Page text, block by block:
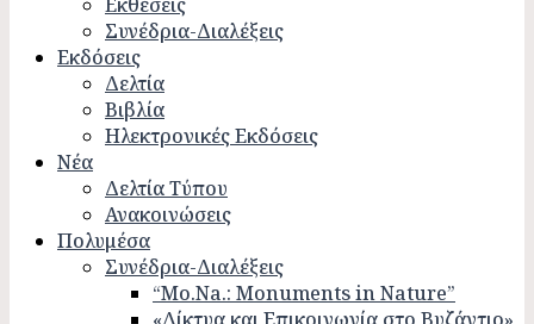
Συνέδρια-Διαλέξεις
Εκδόσεις
Δελτία
Βιβλία
Ηλεκτρονικές Εκδόσεις
Νέα
Δελτία Τύπου
Ανακοινώσεις
Πολυμέσα
Συνέδρια-Διαλέξεις
“Mo.Na.: Monuments in Nature”